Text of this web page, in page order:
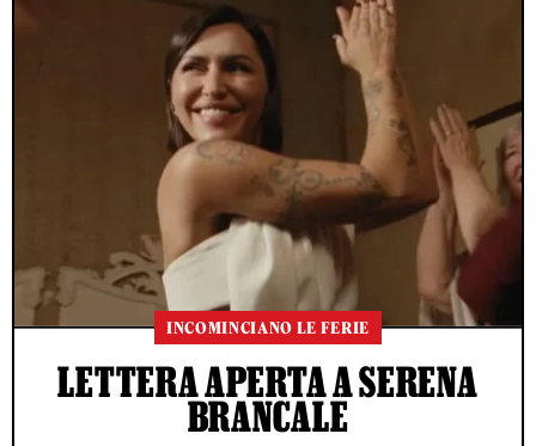
INCOMINCIANO LE FERIE
LETTERA APERTA A SERENA
BRANCALE